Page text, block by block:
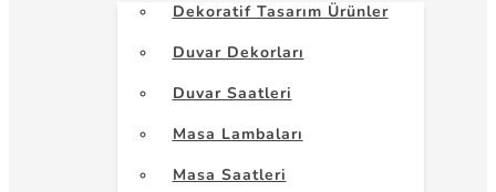
Dekoratif Tasarım Ürünler
Duvar Dekorları
Duvar Saatleri
Masa Lambaları
Masa Saatleri